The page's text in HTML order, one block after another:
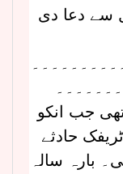
سے دعا دی
جب انکو
حادثے
بارہ سالہ